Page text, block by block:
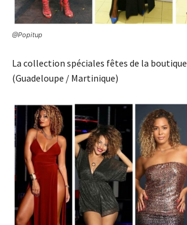
@Popitup
La collection spéciales fêtes de la boutique
(Guadeloupe / Martinique)